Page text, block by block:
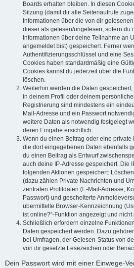
Boards erhalten bleiben. In diesen
Sitzung (damit dir alle Seitenaufrufe
Informationen über die von dir
dieser als gelesen/ungelesen; sofern du
Informationen über deine Teilnahme an
angemeldet bist) gespeichert. Ferner
Authentifizierungsschlüssel und eine
Cookies haben standardmäßig eine
Cookies kannst du jederzeit über die
löschen.
Weiterhin werden die Daten
in deinem Profil oder deinem
Registrierung sind mindestens ein
Mail-Adresse und ein Passwort
weitere Daten als notwendig festgelegt
deren Eingabe ersichtlich.
Wenn du einen Beitrag oder eine private
die dort eingegebenen Daten ebenfalls
du einen Beitrag als Entwurf
auch deine IP-Adresse gespeichert. Die
folgenden Aktionen gespeichert:
(dazu zählen Private Nachrichten und
zentralen Profildaten (E-Mail-Adresse,
Passwort) und gescheiterte
übermittelte Browser-Kennzeichnung
ist online?“-Funktion angezeigt und
Schließlich erfordern einzelne
Daten gespeichert werden. Dazu
bei Umfragen, der Gelesen-Status von
von dir gesetzte Lesezeichen oder
Dein Passwort wird mit einer Einwege-